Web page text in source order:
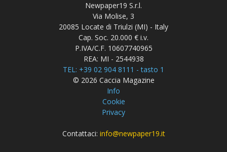
Newpaper19 S.r.l.
Via Molise, 3
20085 Locate di Triulzi (MI) - Italy
Cap. Soc. 20.000 € i.v.
P.IVA/C.F. 10607740965
REA: MI - 2544938
TEL: +39 02 904 8111 - tasto 1
© 2026 Caccia Magazine
Info
Cookie
Privacy
Contattaci: info@newpaper19.it